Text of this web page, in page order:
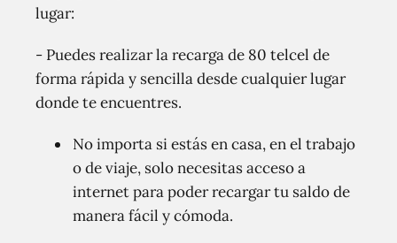
lugar:
- Puedes realizar la recarga de 80 telcel de
forma rápida y sencilla desde cualquier lugar
donde te encuentres.
No importa si estás en casa, en el trabajo
o de viaje, solo necesitas acceso a
internet para poder recargar tu saldo de
manera fácil y cómoda.